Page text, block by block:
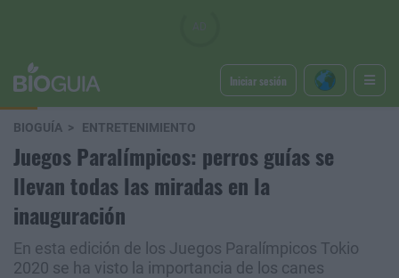
Iniciar sesión
BIOGUÍA ENTRETENIMIENTO
Juegos Paralímpicos: perros guías se
llevan todas las miradas en la
inauguración
En esta edición de los Juegos Paralímpicos Tokio
2020 se ha visto la importancia de los canes